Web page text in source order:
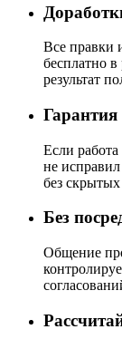
Все правки
бесплатно
результат
Гарантия
Если работа
не
без
Без
Общение